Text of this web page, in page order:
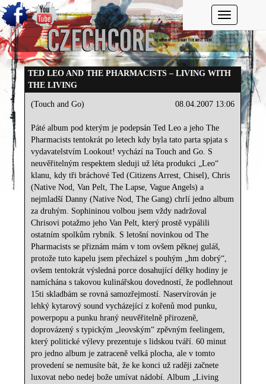
Toggle
TED LEO AND THE PHARMACISTS – LIVING WITH
THE LIVING
08.04.2007 13:06
(Touch and Go)
Páté album pod kterým je podepsán Ted Leo a jeho The
Pharmacists tentokrát po letech kdy byla tato parta spjata s
vydavatelstvím Lookout! vychází na Touch and Go. S
neuvěřitelným respektem sleduji už léta produkci „Leo“
klanu, kdy tři bráchové Ted (Citizens Arrest, Chisel), Chris
(Native Nod, Van Pelt, The Lapse, Vague Angels) a
nejmladší Danny (Native Nod, The Gang) chrlí jedno album
za druhým. Sophininou volbou jsem vždy nadržoval
Chrisovi potažmo jeho Van Pelt, který prostě vypálili
ostatním spolkům rybník. S letošní novinkou od The
Pharmacists se přiznám mám v tom ovšem pěknej guláš,
protože tuto kapelu jsem přecházel s pouhým „hm dobrý“,
ovšem tentokrát výsledná porce dosahující délky hodiny je
namíchána s takovou kulinářskou dovedností, že podlehnout
15ti skladbám se rovná samozřejmostí. Naservírován je
lehký kytarový sound vycházející z kořenů mod punku,
powerpopu a punku hraný neuvěřitelně přirozeně,
doprovázený s typickým „leovským“ zpěvným feelingem,
který politické výlevy prezentuje s lidskou tváří. 60 minut
pro jedno album je zatraceně velká plocha, ale v tomto
provedení se nemusíte bát, že ke konci už raději začnete
luxovat nebo nedej bože umívat nádobí. Album „Living